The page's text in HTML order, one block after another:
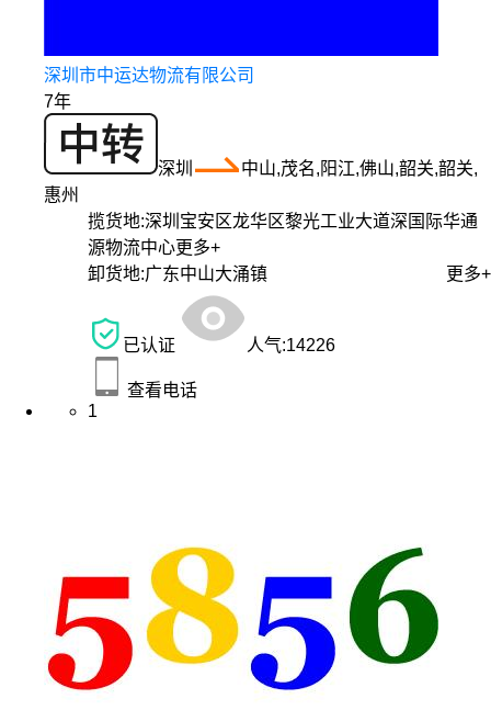
深圳市中运达物流有限公司
7年
深圳
中山,茂名,阳江,佛山,韶关,韶关,
惠州
揽货地:深圳宝安区龙华区黎光工业大道深国际华通
源物流中心更多+
卸货地:广东中山大涌镇 更多+
已认证 人气:14226
查看电话
1